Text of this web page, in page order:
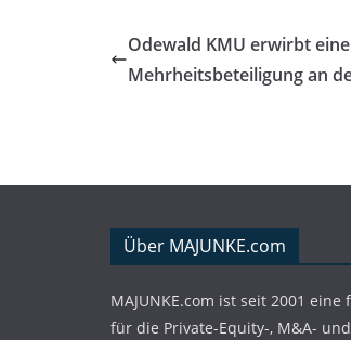
Odewald KMU erwirbt eine
Mehrheitsbeteiligung an
Über MAJUNKE.com
MAJUNKE.com ist seit 2001
für die Private-Equity-, M&A-